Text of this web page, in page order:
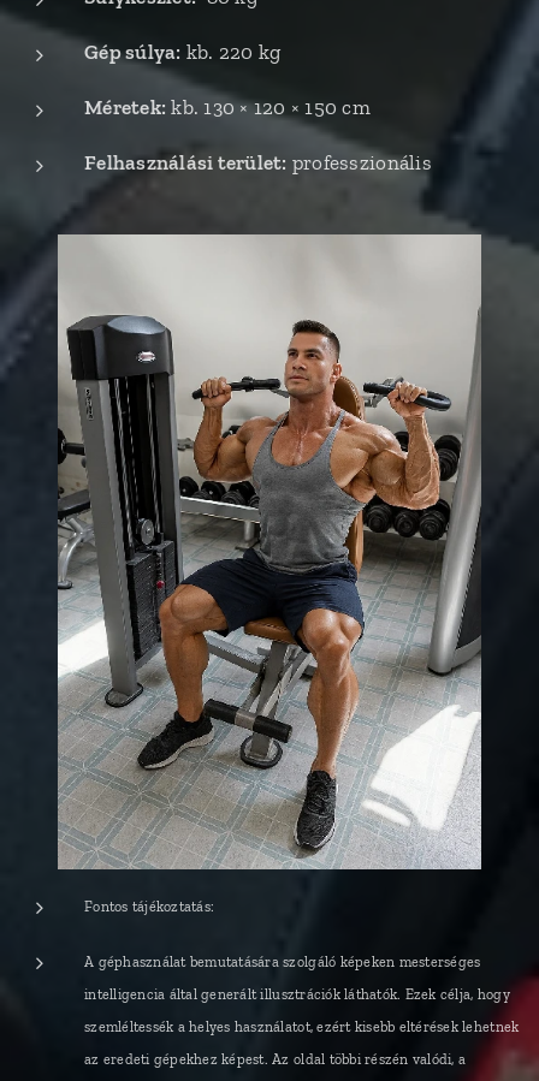
Gép súlya: kb. 220 kg
Méretek: kb. 130 × 120 × 150 cm
Felhasználási terület: professzionális
Fontos tájékoztatás:
A géphasználat bemutatására szolgáló képeken mesterséges
intelligencia által generált illusztrációk láthatók. Ezek célja, hogy
szemléltessék a helyes használatot, ezért kisebb eltérések lehetnek
az eredeti gépekhez képest. Az oldal többi részén valódi, a